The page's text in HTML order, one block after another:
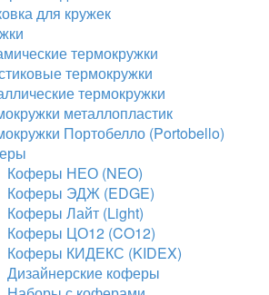
для кружек
термокружки
термокружки
термокружки
металлопластик
Портобелло (Portobello)
Коферы НЕО (NEO)
Коферы ЭДЖ (EDGE)
Коферы Лайт (Light)
Коферы ЦО12 (CO12)
Коферы КИДЕКС (KIDEX)
Дизайнерские коферы